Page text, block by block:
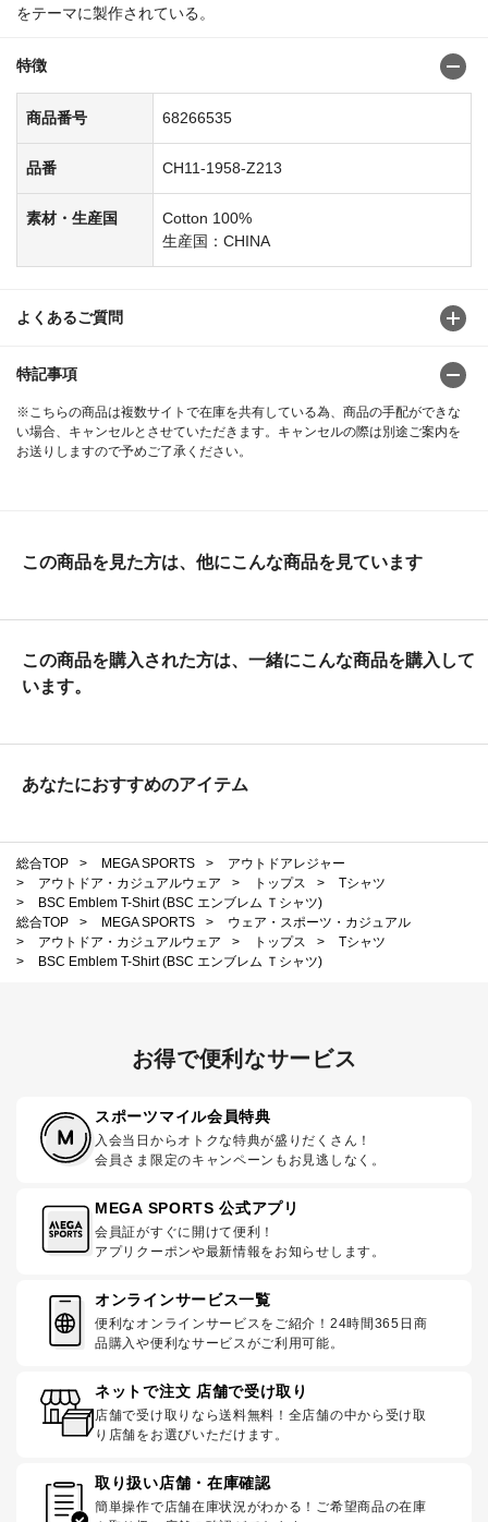
をテーマに製作されている。
特徴
商品番号 68266535
品番 CH11-1958-Z213
素材・生産国
Cotton 100%
生産国：CHINA
よくあるご質問
特記事項
※こちらの商品は複数サイトで在庫を共有している為、商品の手配ができな
い場合、キャンセルとさせていただきます。キャンセルの際は別途ご案内を
お送りしますので予めご了承ください。
この商品を見た方は、他にこんな商品を見ています
この商品を購入された方は、一緒にこんな商品を購入して
います。
あなたにおすすめのアイテム
総合TOP > MEGA SPORTS >
アウトドアレジャー
>
アウトドア・カジュアルウェア > トップス >
Tシャツ
>
BSC Emblem T-Shirt (BSC エンブレム Ｔシャツ)
総合TOP
> MEGA SPORTS >
ウェア・スポーツ・カジュアル
>
アウトドア・カジュアルウェア > トップス >
Tシャツ
>
BSC Emblem T-Shirt (BSC エンブレム Ｔシャツ)
お得で便利なサービス
スポーツマイル会員特典
入会当日からオトクな特典が盛りだくさん！
会員さま限定のキャンペーンもお見逃しなく。
MEGA SPORTS 公式アプリ
会員証がすぐに開けて便利！
アプリクーポンや最新情報をお知らせします。
オンラインサービス一覧
便利なオンラインサービスをご紹介！24時間365日商
品購入や便利なサービスがご利用可能。
ネットで注文 店舗で受け取り
店舗で受け取りなら送料無料！全店舗の中から受け取
り店舗をお選びいただけます。
取り扱い店舗・在庫確認
簡単操作で店舗在庫状況がわかる！ご希望商品の在庫